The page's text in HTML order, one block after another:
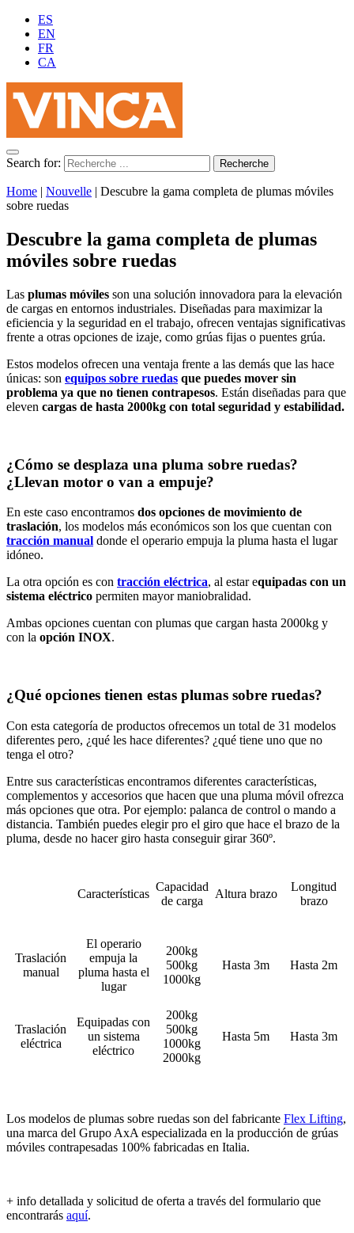
ES
EN
FR
CA
Search for:
Home | Nouvelle | Descubre la gama completa de plumas móviles
sobre ruedas
Descubre la gama completa de plumas
móviles sobre ruedas
Las plumas móviles son una solución innovadora para la elevación
de cargas en entornos industriales. Diseñadas para maximizar la
eficiencia y la seguridad en el trabajo, ofrecen ventajas significativas
frente a otras opciones de izaje, como grúas fijas o puentes grúa.
Estos modelos ofrecen una ventaja frente a las demás que las hace
únicas: son equipos sobre ruedas que puedes mover sin
problema ya que no tienen contrapesos. Están diseñadas para que
eleven cargas de hasta 2000kg con total seguridad y estabilidad.
¿Cómo se desplaza una pluma sobre ruedas?
¿Llevan motor o van a empuje?
En este caso encontramos dos opciones de movimiento de
traslación, los modelos más económicos son los que cuentan con
tracción manual donde el operario empuja la pluma hasta el lugar
idóneo.
La otra opción es con tracción eléctrica, al estar equipadas con un
sistema eléctrico permiten mayor maniobralidad.
Ambas opciones cuentan con plumas que cargan hasta 2000kg y
con la opción INOX.
¿Qué opciones tienen estas plumas sobre ruedas?
Con esta categoría de productos ofrecemos un total de 31 modelos
diferentes pero, ¿qué les hace diferentes? ¿qué tiene uno que no
tenga el otro?
Entre sus características encontramos diferentes características,
complementos y accesorios que hacen que una pluma móvil ofrezca
más opciones que otra. Por ejemplo: palanca de control o mando a
distancia. También puedes elegir pro el giro que hace el brazo de la
pluma, desde no hacer giro hasta conseguir girar 360º.
Características
Capacidad
de carga
Altura brazo
Longitud
brazo
Traslación
manual
El operario
empuja la
pluma hasta el
lugar
200kg
500kg
1000kg
Hasta 3m Hasta 2m
Traslación
eléctrica
Equipadas con
un sistema
eléctrico
200kg
500kg
1000kg
2000kg
Hasta 5m Hasta 3m
Los modelos de plumas sobre ruedas son del fabricante Flex Lifting,
una marca del Grupo AxA especializada en la producción de grúas
móviles contrapesadas 100% fabricadas en Italia.
+ info detallada y solicitud de oferta a través del formulario que
encontrarás aquí.